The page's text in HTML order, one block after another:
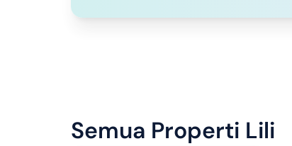
Semua Properti Lili